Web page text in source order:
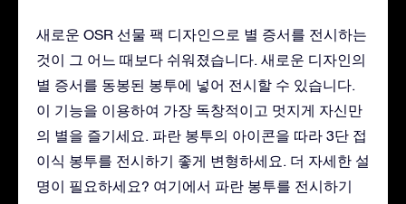
새로운 OSR 선물 팩 디자인으로 별 증서를 전시하는
것이 그 어느 때보다 쉬워졌습니다. 새로운 디자인의
별 증서를 동봉된 봉투에 넣어 전시할 수 있습니다.
이 기능을 이용하여 가장 독창적이고 멋지게 자신만
의 별을 즐기세요. 파란 봉투의 아이콘을 따라 3단 접
이식 봉투를 전시하기 좋게 변형하세요. 더 자세한 설
명이 필요하세요? 여기에서 파란 봉투를 전시하기